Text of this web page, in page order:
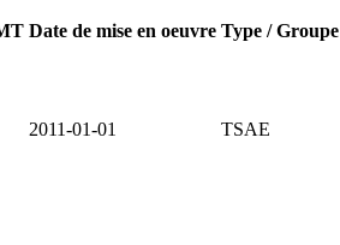
Date de mise en oeuvre Type / Groupe
2011-01-01 TSAE